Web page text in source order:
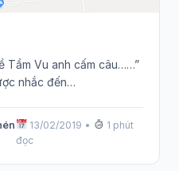
Tầm Vu anh cấm câu……”
nhắc đến…
13/02/2019 •
1 phút
đọc